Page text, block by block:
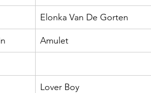
Elonka Van De Gorten
Amulet
Lover Boy